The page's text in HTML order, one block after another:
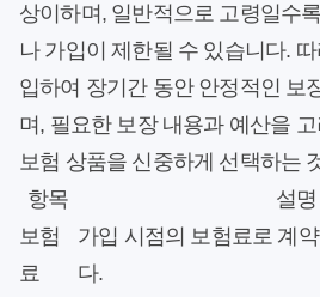
상이하며, 일반적으로 고령일수
나 가입이 제한될 수 있습니다.
입하여 장기간 동안 안정적인 보
며, 필요한 보장 내용과 예산을
보험 상품을 신중하게 선택하는
항목
설명
보험
료
가입 시점의 보험료로 계
다.